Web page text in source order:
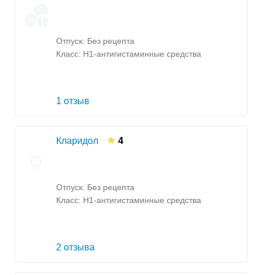
Отпуск: Без рецепта
Класс: H1-антигистаминные средства
1 отзыв
Кларидол 4
Отпуск: Без рецепта
Класс: H1-антигистаминные средства
2 отзыва